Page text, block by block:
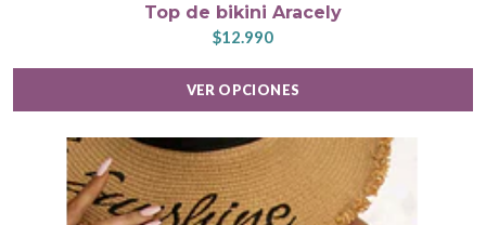
Top de bikini Aracely
$12.990
VER OPCIONES